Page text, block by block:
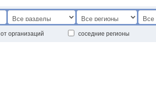
от организаций соседние регионы